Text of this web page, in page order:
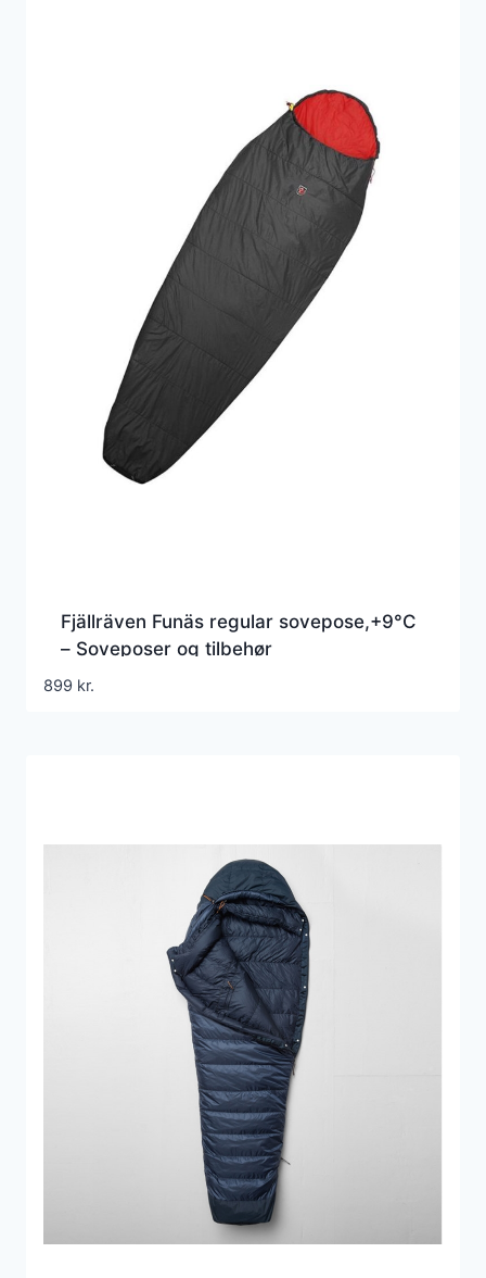
Fjällräven Funäs regular sovepose,+9°C
– Soveposer og tilbehør
899 kr.